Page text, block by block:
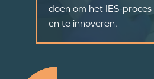
doen om het IES-
en te innoveren.